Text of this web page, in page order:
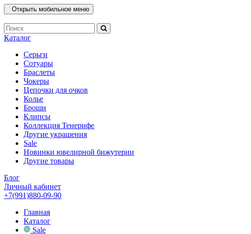
Открыть мобильное меню
Каталог
Серьги
Сотуары
Браслеты
Чокеры
Цепочки для очков
Колье
Броши
Клипсы
Коллекция Тенерифе
Другие украшения
Sale
Новинки ювелирной бижутерии
Другие товары
Блог
Личный кабинет
+7(991)880-09-90
Главная
Каталог
Sale